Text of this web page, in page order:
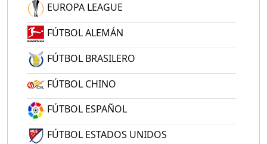
EUROPA LEAGUE
FÚTBOL ALEMÁN
FÚTBOL BRASILERO
FÚTBOL CHINO
FÚTBOL ESPAÑOL
FÚTBOL ESTADOS UNIDOS